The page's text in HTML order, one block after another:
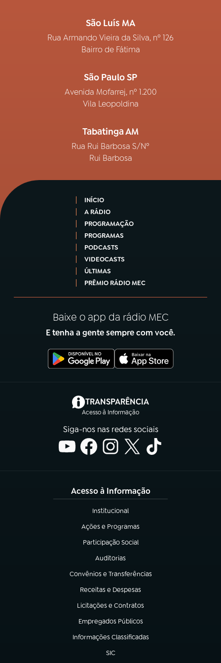
São Luís MA
Rua Armando Vieira da Silva, nº 126
Bairro de Fátima
São Paulo SP
Avenida Mofarrej, nº 1.200
Vila Leopoldina
Tabatinga AM
Rua Rui Barbosa S/Nº
Rui Barbosa
INÍCIO
A RÁDIO
PROGRAMAÇÃO
PROGRAMAS
PODCASTS
VIDEOCASTS
ÚLTIMAS
PRÊMIO RÁDIO MEC
Baixe o app da rádio MEC
E tenha a gente sempre com você.
TRANSPARÊNCIA
Acesso à Informação
(abre em nova aba)
Siga-nos nas redes sociais
Acesso à Informação
Institucional
(abre em nova aba)
Ações e Programas
(abre em nova aba)
Participação Social
(abre em nova aba)
Auditorias
(abre em nova aba)
Convênios e Transferências
(abre em nova aba)
Receitas e Despesas
(abre em nova aba)
Licitações e Contratos
(abre em nova aba)
Empregados Públicos
(abre em nova aba)
Informações Classificadas
(abre em nova aba)
SIC
(abre em nova aba)